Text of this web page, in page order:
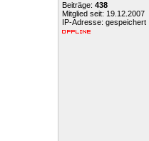
Beiträge: 438
Mitglied seit: 19.12.2007
IP-Adresse: gespeichert